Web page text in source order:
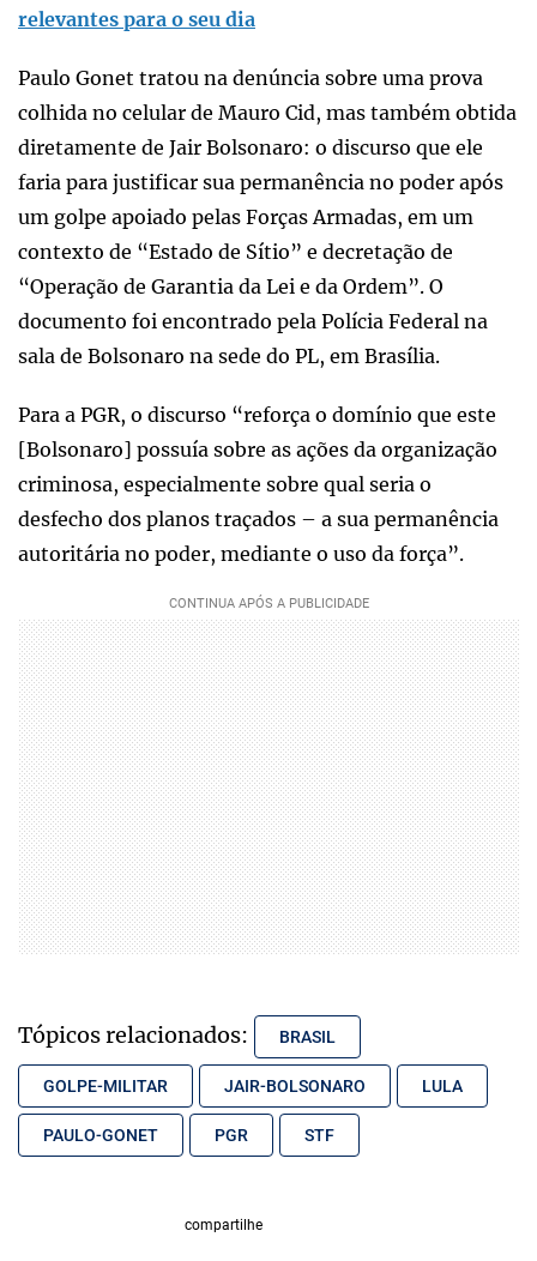
relevantes para o seu dia
Paulo Gonet tratou na denúncia sobre uma prova
colhida no celular de Mauro Cid, mas também obtida
diretamente de Jair Bolsonaro: o discurso que ele
faria para justificar sua permanência no poder após
um golpe apoiado pelas Forças Armadas, em um
contexto de “Estado de Sítio” e decretação de
“Operação de Garantia da Lei e da Ordem”. O
documento foi encontrado pela Polícia Federal na
sala de Bolsonaro na sede do PL, em Brasília.
Para a PGR, o discurso “reforça o domínio que este
[Bolsonaro] possuía sobre as ações da organização
criminosa, especialmente sobre qual seria o
desfecho dos planos traçados – a sua permanência
autoritária no poder, mediante o uso da força”.
Tópicos relacionados: BRASIL
GOLPE-MILITAR JAIR-BOLSONARO LULA
PAULO-GONET PGR STF
compartilhe